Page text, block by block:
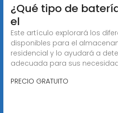
¿Qué tipo de
el
Este artículo explorará los
disponibles para el
residencial y lo ayudará a
adecuada para sus
PRECIO GRATUITO